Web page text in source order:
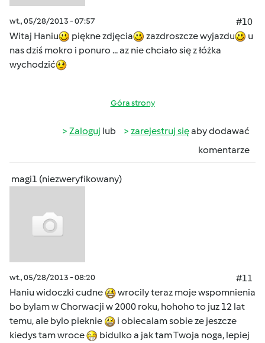
wt., 05/28/2013 - 07:57
#10
Witaj Haniu
piękne zdjęcia zazdroszcze wyjazdu
u
nas dziś mokro i ponuro ... az nie chciało się z łóżka
wychodzić
Góra strony
Zaloguj lub zarejestruj sięaby dodawać
komentarze
magi1 (niezweryfikowany)
wt., 05/28/2013 - 08:20
#11
Haniu widoczki cudne
wrocily teraz moje wspomnienia
bo bylam w Chorwacji w 2000 roku, hohoho to juz 12 lat
temu, ale bylo pieknie
i obiecalam sobie ze jeszcze
kiedys tam wroce
bidulko a jak tam Twoja noga, lepiej